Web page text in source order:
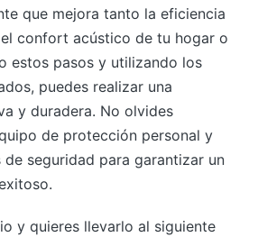
que mejora tanto la eficiencia
confort acústico de tu hogar o
estos pasos y utilizando los
puedes realizar una
y duradera. No olvides
de protección personal y
de seguridad para garantizar un
y quieres llevarlo al siguiente